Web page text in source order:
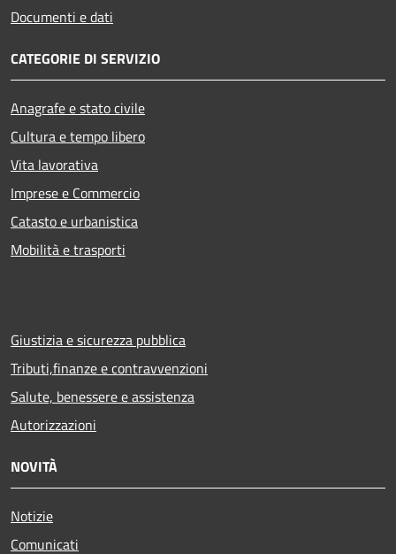
Documenti e dati
CATEGORIE DI SERVIZIO
Anagrafe e stato civile
Cultura e tempo libero
Vita lavorativa
Imprese e Commercio
Catasto e urbanistica
Mobilità e trasporti
Giustizia e sicurezza pubblica
Tributi,finanze e contravvenzioni
Salute, benessere e assistenza
Autorizzazioni
NOVITÀ
Notizie
Comunicati